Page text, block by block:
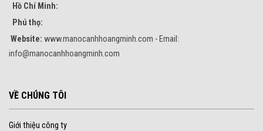
Hồ Chí Minh:
Phú thọ:
Website: www.manocanhhoangminh.com - Email:
info@manocanhhoangminh.com
VỀ CHÚNG TÔI
Giới thiệu công ty